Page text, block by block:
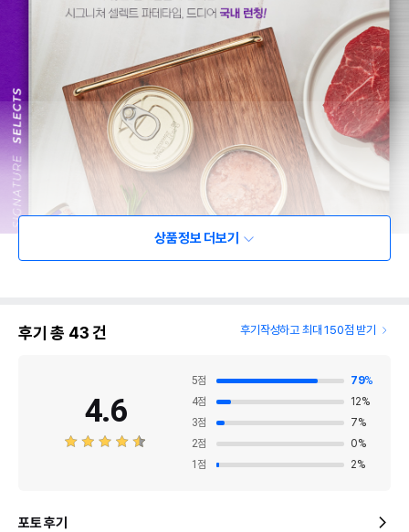
상품정보 더보기
후기 총 43건 후기작성하고 최대 150점 받기
4.6
5점 79%
4점 12%
3점 7%
2점 0%
1 점 2%
포토 후기